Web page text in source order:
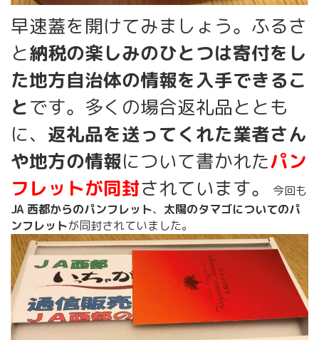
早速蓋を開けてみましょう。ふるさ
と納税の楽しみのひとつは寄付をし
た地方自治体の情報を入手できるこ
とです。多くの場合返礼品ととも
に、 返礼品を送ってくれた業者さん
や地方の情報について書かれたパン
フレットが同封されています。
今回も
JA 西都からのパンフレット、 太陽のタマゴについてのパ
ンフレットが同封されていました。